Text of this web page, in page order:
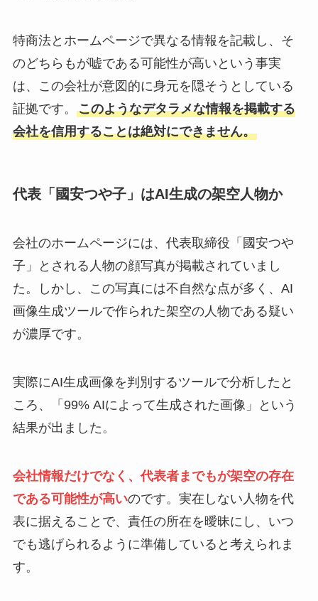
特商法とホームページで異なる情報を記載し、そ
のどちらもが嘘である可能性が高いという事実
は、この会社が意図的に身元を隠そうとしている
証拠です。 このようなデタラメな情報を掲載する
会社を信用することは絶対にできません。
代表「國安つや子」はAI生成の架空人物か
会社のホームページには、代表取締役「國安つや
子」とされる人物の顔写真が掲載されていまし
た。しかし、この写真には不自然な点が多く、AI
画像生成ツールで作られた架空の人物である疑い
が濃厚です。
実際にAI生成画像を判別するツールで分析したと
ころ、「99% AIによって生成された画像」という
結果が出ました。
会社情報だけでなく、代表者までもが架空の存在
である可能性が高いのです。実在しない人物を代
表に据えることで、責任の所在を曖昧にし、いつ
でも逃げられるように準備していると考えられま
す。